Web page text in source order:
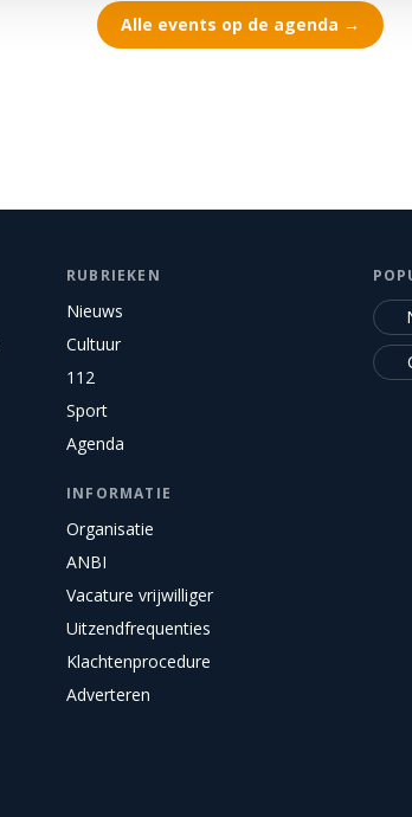
Alle events op de agenda →
RUBRIEKEN
Nieuws
Cultuur
112
Sport
Agenda
INFORMATIE
Organisatie
ANBI
Vacature vrijwilliger
Uitzendfrequenties
Klachtenprocedure
Adverteren